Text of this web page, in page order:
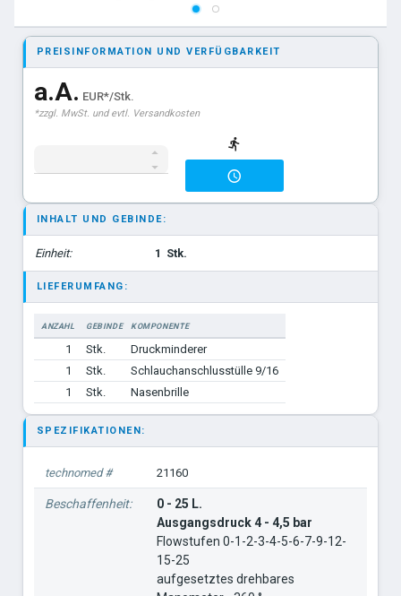
PREISINFORMATION UND VERFÜGBARKEIT
a.A. EUR*/Stk.
*zzgl. MwSt. und evtl. Versandkosten
INHALT UND GEBINDE:
Einheit: 1 Stk.
LIEFERUMFANG:
ANZAHL GEBINDE
KOMPONENTE
1
Stk.
Druckminderer
1
Stk.
Schlauchanschlusstülle 9/16
1
Stk. Nasenbrille
SPEZIFIKATIONEN:
technomed # 21160
Beschaffenheit:
0 - 25 L.
Ausgangsdruck 4 - 4,5 bar
Flowstufen 0-1-2-3-4-5-6-7-9-12-
15-25
aufgesetztes drehbares